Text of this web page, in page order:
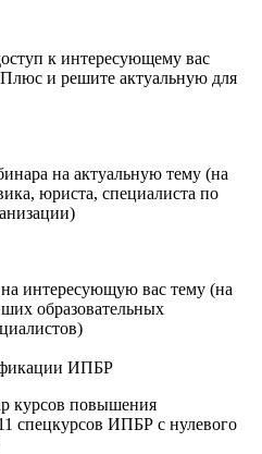
к интересующему вас
и решите актуальную для
на актуальную тему (на
юриста, специалиста по
интересующую вас тему (на
образовательных
ИПБР
курсов повышения
спецкурсов ИПБР с нулевого